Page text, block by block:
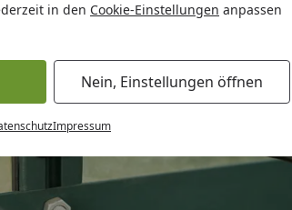
in den Cookie-Einstellungen anpassen
Nein, Einstellungen öffnen
Impressum